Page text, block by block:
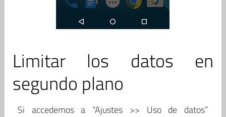
Limitar los datos en
segundo plano
Si accedemos a “Ajustes >> Uso de datos”